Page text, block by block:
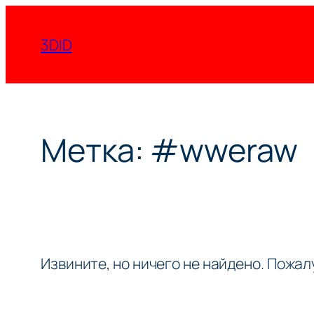
содержимому
3DID
Метка: #wweraw
Извините, но ничего не найдено.